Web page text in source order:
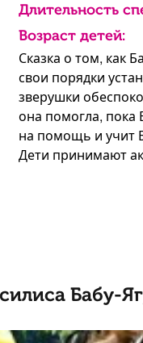
Длительность
Возраст детей:
Сказка о том, как
свои порядки
зверушки
она помогла, пока
на помощь и учит
Дети принимают
Бабу-